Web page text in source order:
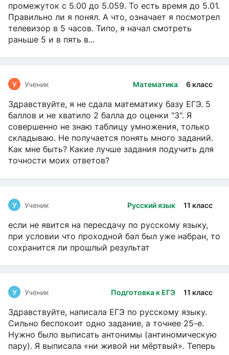
промежуток с 5.00 до 5.059. То есть время до 5.01.
Правильно ли я понял. А что, означает я посмотрел
телевизор в 5 часов. Типо, я начал смотреть
раньше 5 и в пять в...
Математика 6 класс
У Ученик
Здравствуйте, я не сдала математику базу ЕГЭ. 5
баллов и не хватило 2 балла до оценки "3". Я
совершенно не знаю таблицу умножения, только
складываю. Не получается понять много заданий.
Как мне быть? Какие лучше задания подучить для
точности моих ответов?
Русский язык 11 класс
У Ученик
если не явится на пересдачу по русскому языку,
при условии что проходной бал был уже набран, то
сохранится ли прошлый результат
Подготовка к ЕГЭ 11 класс
У Ученик
Здравствуйте, написала ЕГЭ по русскому языку.
Сильно беспокоит одно задание, а точнее 25-е.
Нужно было выписать антонимы (антиномическую
пару). Я выписала «ни живой ни мёртвый». Теперь